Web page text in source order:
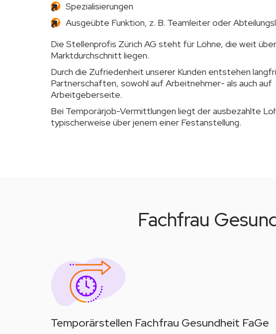
Spezialisierungen
Ausgeübte Funktion, z. B. Teamleiter oder
Die Stellenprofis Zürich AG steht für Löhne, die weit
Marktdurchschnitt liegen.
Durch die Zufriedenheit unserer Kunden entstehen
Partnerschaften, sowohl auf Arbeitnehmer- als auch auf
Arbeitgeberseite.
Bei Temporärjob-Vermittlungen liegt der ausbezahlte
typischerweise über jenem einer Festanstellung.
Fachfrau
Temporärstellen Fachfrau Gesundheit FaGe